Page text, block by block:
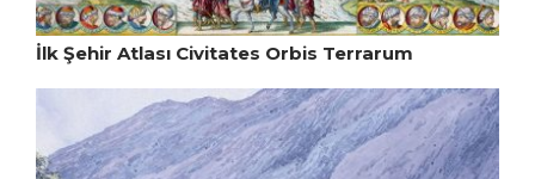
İlk Şehir Atlası Civitates Orbis Terrarum